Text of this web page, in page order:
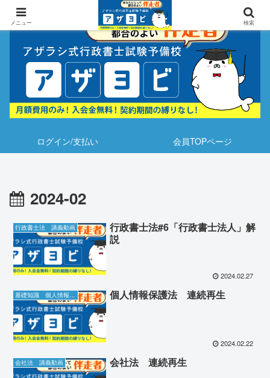
ログイン/支払い 会員TOPページ
2024-02
行政書士法 講義動画
行政書士法#6「行政書士法人」解
説
2024.02.27
基礎知識 個人情報保護法講座 個人情報保護法 連続再生
2024.02.22
会社法 講義動画 会社法 連続再生
メニュー 検索